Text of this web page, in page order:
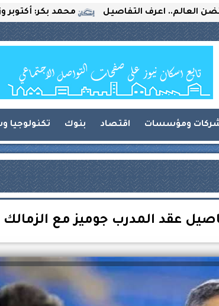
محمد بكر: أكتوبر وزايد بين اعرف التفاصيل
ومؤسسات اقتصاد بنوك تكنولوجيا